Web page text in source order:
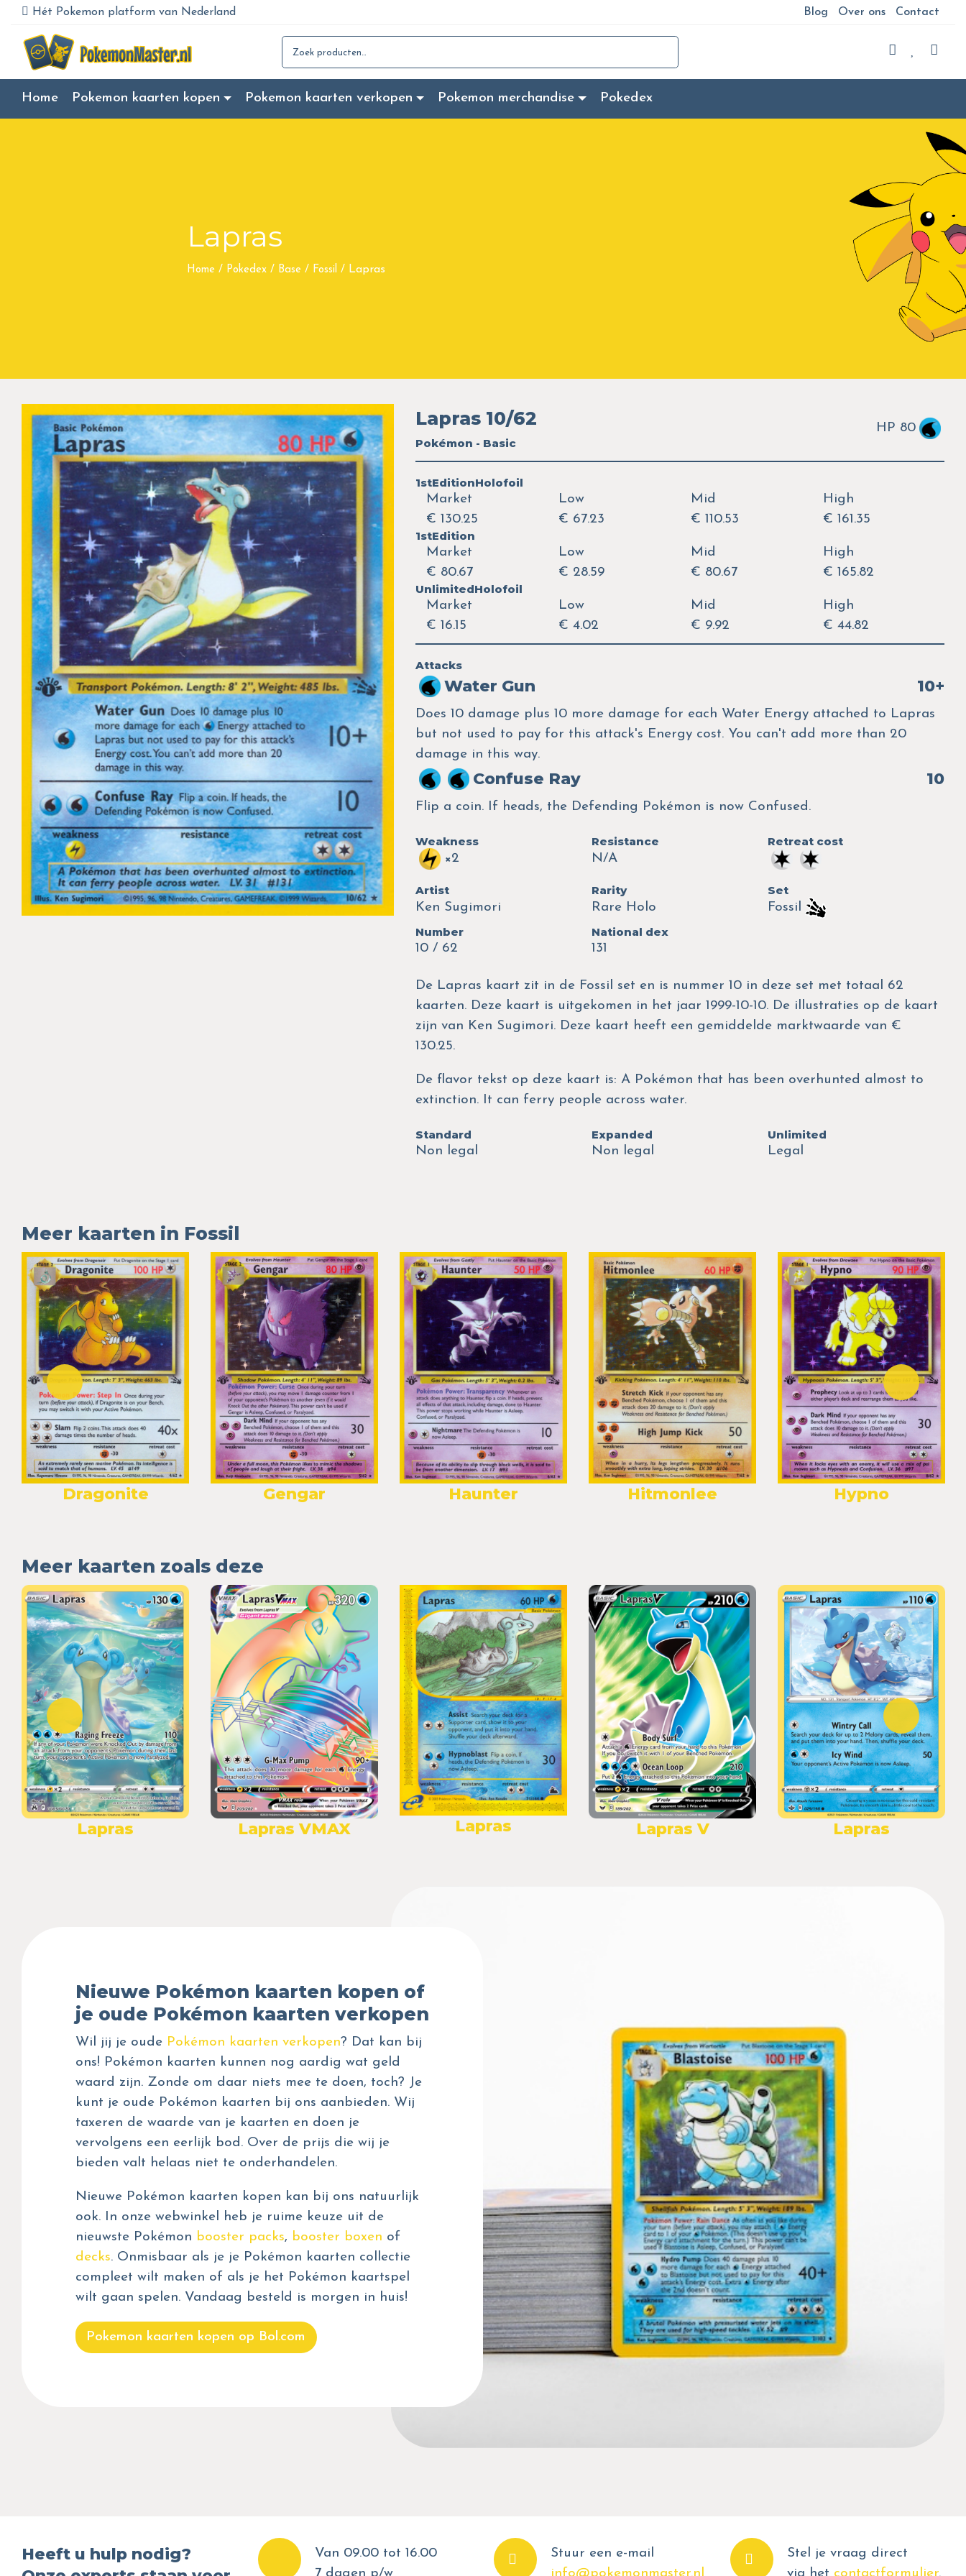
Hét Pokemon platform van Nederland Blog Over ons Contact
Search for:
Home Pokemon kaarten kopen Pokemon kaarten verkopen Pokemon merchandise Pokedex
Lapras
Home / Pokedex / Base / Fossil / Lapras
Lapras 10/62
Pokémon - Basic
HP 80
1stEditionHolofoil
Market
€ 130.25
Low
€ 67.23
Mid
€ 110.53
High
€ 161.35
1stEdition
Market
€ 80.67
Low
€ 28.59
Mid
€ 80.67
High
€ 165.82
UnlimitedHolofoil
Market
€ 16.15
Low
€ 4.02
Mid
€ 9.92
High
€ 44.82
Attacks
Water Gun 10+
Does 10 damage plus 10 more damage for each Water Energy attached to Lapras
but not used to pay for this attack's Energy cost. You can't add more than 20
damage in this way.
Confuse Ray 10
Flip a coin. If heads, the Defending Pokémon is now Confused.
Weakness
×2
Resistance
N/A
Retreat cost
Artist
Ken Sugimori
Rarity
Rare Holo
Set
Fossil
Number
10 / 62
National dex
131
De Lapras kaart zit in de Fossil set en is nummer 10 in deze set met totaal 62
kaarten. Deze kaart is uitgekomen in het jaar 1999-10-10. De illustraties op de kaart
zijn van Ken Sugimori. Deze kaart heeft een gemiddelde marktwaarde van €
130.25.
De flavor tekst op deze kaart is: A Pokémon that has been overhunted almost to
extinction. It can ferry people across water.
Standard
Non legal
Expanded
Non legal
Unlimited
Legal
Meer kaarten in Fossil
Dragonite Gengar Haunter Hitmonlee Hypno
Meer kaarten zoals deze
Lapras Lapras VMAX Lapras Lapras V Lapras
Nieuwe Pokémon kaarten kopen of
je oude Pokémon kaarten verkopen
Wil jij je oude Pokémon kaarten verkopen? Dat kan bij
ons! Pokémon kaarten kunnen nog aardig wat geld
waard zijn. Zonde om daar niets mee te doen, toch? Je
kunt je oude Pokémon kaarten bij ons aanbieden. Wij
taxeren de waarde van je kaarten en doen je
vervolgens een eerlijk bod. Over de prijs die wij je
bieden valt helaas niet te onderhandelen.
Nieuwe Pokémon kaarten kopen kan bij ons natuurlijk
ook. In onze webwinkel heb je ruime keuze uit de
nieuwste Pokémon booster packs, booster boxen of
decks. Onmisbaar als je je Pokémon kaarten collectie
compleet wilt maken of als je het Pokémon kaartspel
wilt gaan spelen. Vandaag besteld is morgen in huis!
Pokemon kaarten kopen op Bol.com
Heeft u hulp nodig?
Van 09.00 tot 16.00
Stuur een e-mail
Stel je vraag direct